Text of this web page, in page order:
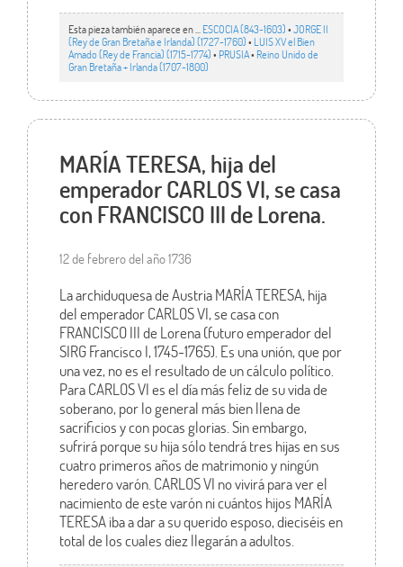
Esta pieza también aparece en ... ESCOCIA (843-1603)•JORGE II
(Rey de Gran Bretaña e Irlanda) (1727-1760)• LUIS XV el Bien
Amado (Rey de Francia) (1715-1774)• PRUSIA• Reino Unido de
Gran Bretaña + Irlanda (1707-1800)
MARÍA TERESA, hija del
emperador CARLOS VI, se casa
con FRANCISCO III de Lorena.
12 de febrero del año 1736
La archiduquesa de Austria MARÍA TERESA, hija
del emperador CARLOS VI, se casa con
FRANCISCO III de Lorena (futuro emperador del
SIRG Francisco I, 1745-1765). Es una unión, que por
una vez, no es el resultado de un cálculo político.
Para CARLOS VI es el día más feliz de su vida de
soberano, por lo general más bien llena de
sacrificios y con pocas glorias. Sin embargo,
sufrirá porque su hija sólo tendrá tres hijas en sus
cuatro primeros años de matrimonio y ningún
heredero varón. CARLOS VI no vivirá para ver el
nacimiento de este varón ni cuántos hijos MARÍA
TERESA iba a dar a su querido esposo, dieciséis en
total de los cuales diez llegarán a adultos.